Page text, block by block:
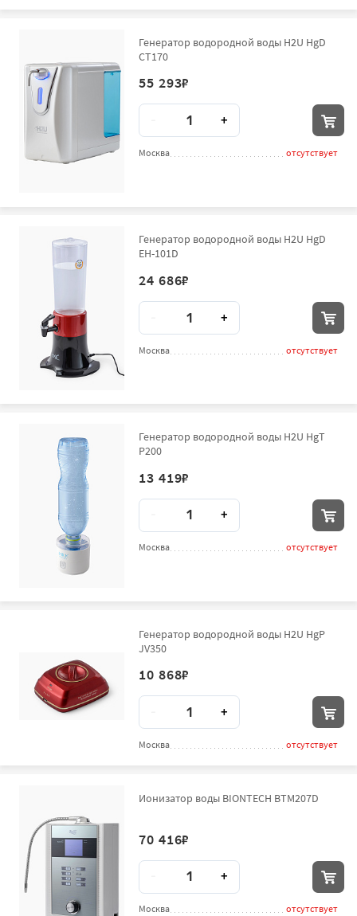
Генератор водородной воды H2U HgD
CT170
55 293₽
+
Москва отсутствует
Генератор водородной воды H2U HgD
EH-101D
24 686₽
Количество
+
Москва отсутствует
Генератор водородной воды H2U HgT
P200
13 419₽
Количество
+
Москва отсутствует
Генератор водородной воды H2U HgP
JV350
10 868₽
+
Москва отсутствует
Ионизатор воды BIONTECH BTM207D
70 416₽
Количество
+
Москва отсутствует